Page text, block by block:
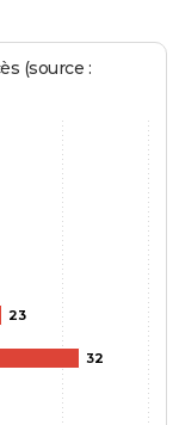
(source :
23
32